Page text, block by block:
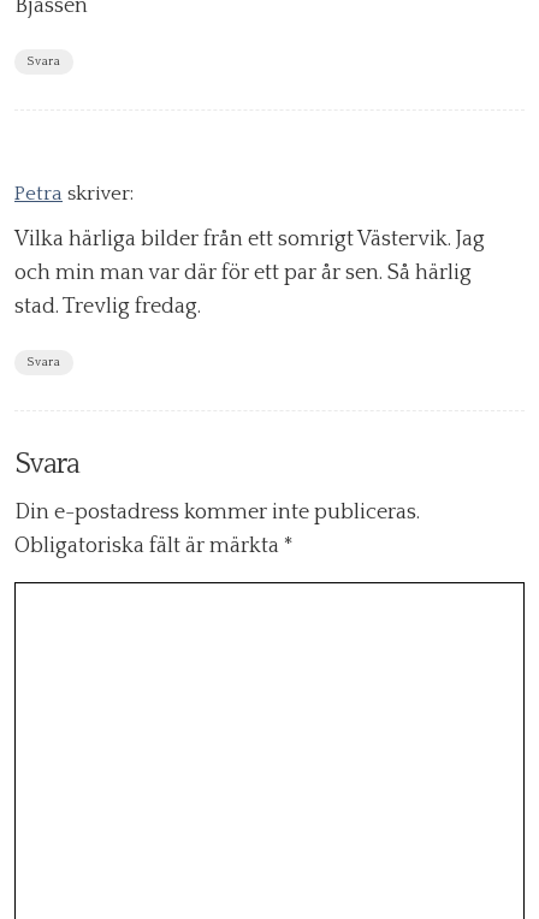
Bjässen
Svara
Petra skriver:
Vilka härliga bilder från ett somrigt Västervik. Jag
och min man var där för ett par år sen. Så härlig
stad. Trevlig fredag.
Svara
Svara
Din e-postadress kommer inte publiceras.
Obligatoriska fält är märkta *